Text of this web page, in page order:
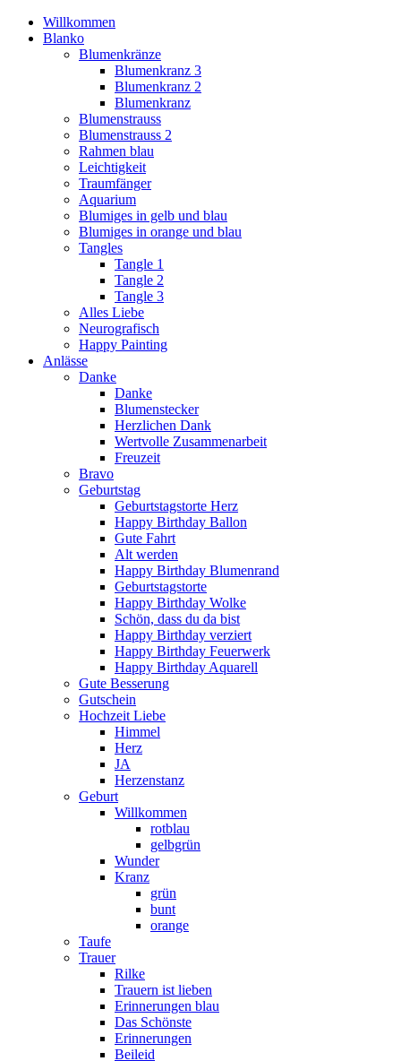
Willkommen
Blanko
Blumenkränze
Blumenkranz 3
Blumenkranz 2
Blumenkranz
Blumenstrauss
Blumenstrauss 2
Rahmen blau
Leichtigkeit
Traumfänger
Aquarium
Blumiges in gelb und blau
Blumiges in orange und blau
Tangles
Tangle 1
Tangle 2
Tangle 3
Alles Liebe
Neurografisch
Happy Painting
Anlässe
Danke
Danke
Blumenstecker
Herzlichen Dank
Wertvolle Zusammenarbeit
Freuzeit
Bravo
Geburtstag
Geburtstagstorte Herz
Happy Birthday Ballon
Gute Fahrt
Alt werden
Happy Birthday Blumenrand
Geburtstagstorte
Happy Birthday Wolke
Schön, dass du da bist
Happy Birthday verziert
Happy Birthday Feuerwerk
Happy Birthday Aquarell
Gute Besserung
Gutschein
Hochzeit Liebe
Himmel
Herz
JA
Herzenstanz
Geburt
Willkommen
rotblau
gelbgrün
Wunder
Kranz
grün
bunt
orange
Taufe
Trauer
Rilke
Trauern ist lieben
Erinnerungen blau
Das Schönste
Erinnerungen
Beileid